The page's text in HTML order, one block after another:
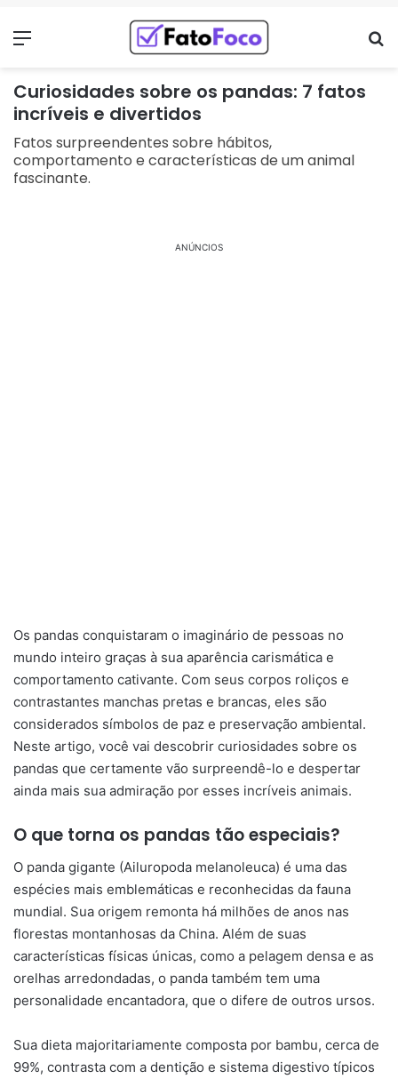
Menu
Curiosidades sobre os pandas: 7 fatos
incríveis e divertidos
Fatos surpreendentes sobre hábitos,
comportamento e características de um animal
fascinante.
ANÚNCIOS
Os pandas conquistaram o imaginário de pessoas no
mundo inteiro graças à sua aparência carismática e
comportamento cativante. Com seus corpos roliços e
contrastantes manchas pretas e brancas, eles são
considerados símbolos de paz e preservação ambiental.
Neste artigo, você vai descobrir curiosidades sobre os
pandas que certamente vão surpreendê-lo e despertar
ainda mais sua admiração por esses incríveis animais.
O que torna os pandas tão especiais?
O panda gigante (Ailuropoda melanoleuca) é uma das
espécies mais emblemáticas e reconhecidas da fauna
mundial. Sua origem remonta há milhões de anos nas
florestas montanhosas da China. Além de suas
características físicas únicas, como a pelagem densa e as
orelhas arredondadas, o panda também tem uma
personalidade encantadora, que o difere de outros ursos.
Sua dieta majoritariamente composta por bambu, cerca de
99%, contrasta com a dentição e sistema digestivo típicos